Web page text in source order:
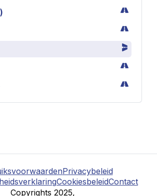
Privacybeleid
CookiesbeleidContact
Copyrights 2025,